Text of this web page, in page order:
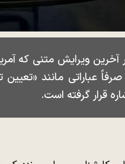
آخرین ویرایش متنی که
عباراتی مانند
قرار گرفته است.